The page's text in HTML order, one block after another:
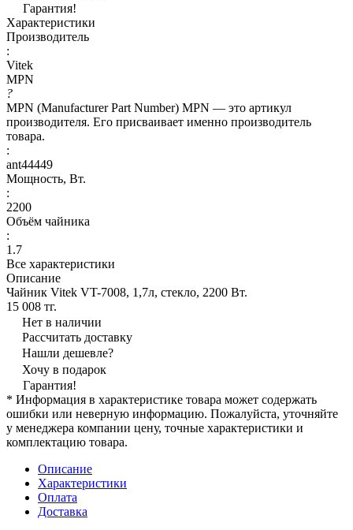
Гарантия!
Характеристики
Производитель
:
Vitek
MPN
?
MPN (Manufacturer Part Number) MPN — это артикул
производителя. Его присваивает именно производитель
товара.
:
ant44449
Мощность, Вт.
:
2200
Объём чайника
:
1.7
Все характеристики
Описание
Чайник Vitek VT-7008, 1,7л, стекло, 2200 Вт.
15 008 тг.
Нет в наличии
Рассчитать доставку
Нашли дешевле?
Хочу в подарок
Гарантия!
* Информация в характеристике товара может содержать
ошибки или неверную информацию. Пожалуйста, уточняйте
у менеджера компании цену, точные характеристики и
комплектацию товара.
Описание
Характеристики
Оплата
Доставка